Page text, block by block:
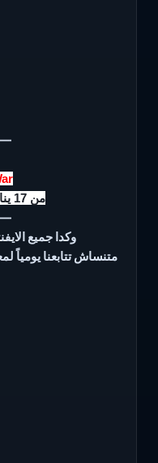
من 17 يناير حتى 22 فبراير 2019
وكدا جميع
متنساش تتابعنا يومياً